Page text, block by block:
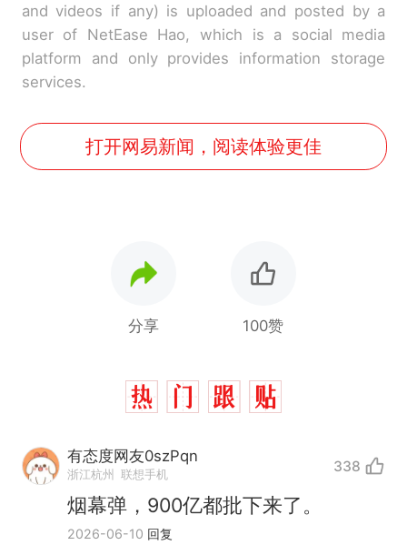
and videos if any) is uploaded and posted by a
user of NetEase Hao, which is a social media
platform and only provides information storage
services.
打开网易新闻，阅读体验更佳
分享 100赞
有态度网友0szPqn
浙江杭州 联想手机 338
烟幕弹，900亿都批下来了。
2026-06-10 回复